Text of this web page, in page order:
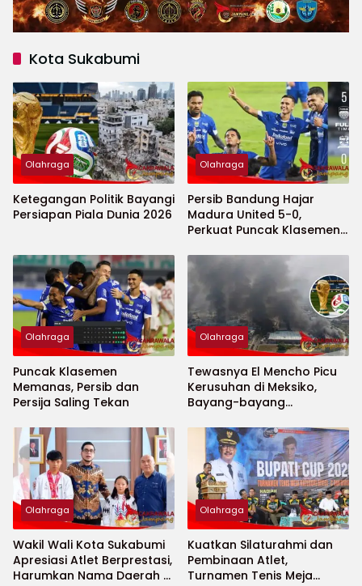
Kota Sukabumi
Olahraga
Ketegangan Politik Bayangi
Persiapan Piala Dunia 2026
Olahraga
Persib Bandung Hajar
Madura United 5-0,
Perkuat Puncak Klasemen
Olahraga
Puncak Klasemen
Memanas, Persib dan
Persija Saling Tekan
Olahraga
Tewasnya El Mencho Picu
Kerusuhan di Meksiko,
Bayang-bayang
2026 Menguat
Olahraga
Wakil Wali Kota Sukabumi
Apresiasi Atlet Berprestasi,
Harumkan Nama Daerah di
Olahraga
Kuatkan Silaturahmi dan
Pembinaan Atlet,
Turnamen Tenis Meja